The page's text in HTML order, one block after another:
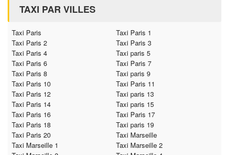
TAXI PAR VILLES
Taxi Paris
Taxi Paris 1
Taxi Paris 2
Taxi Paris 3
Taxi Paris 4
Taxi paris 5
Taxi Paris 6
Taxi Paris 7
Taxi Paris 8
Taxi paris 9
Taxi Paris 10
Taxi Paris 11
Taxi Paris 12
Taxi paris 13
Taxi Paris 14
Taxi paris 15
Taxi Paris 16
Taxi Paris 17
Taxi Paris 18
Taxi paris 19
Taxi Paris 20
Taxi Marseille
Taxi Marseille 1
Taxi Marseille 2